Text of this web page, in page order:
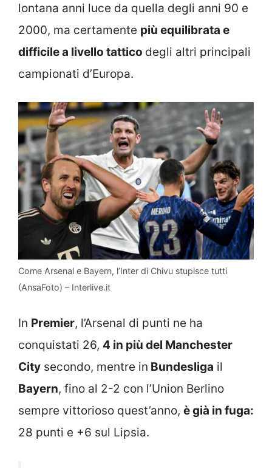
lontana anni luce da quella degli anni 90 e
2000, ma certamente più equilibrata e
difficile a livello tattico degli altri principali
campionati d’Europa.
Come Arsenal e Bayern, l’Inter di Chivu stupisce tutti
(AnsaFoto) – Interlive.it
In Premier, l’Arsenal di punti ne ha
conquistati 26, 4 in più del Manchester
City secondo, mentre in Bundesliga il
Bayern, fino al 2-2 con l’Union Berlino
sempre vittorioso quest’anno, è già in fuga:
28 punti e +6 sul Lipsia.